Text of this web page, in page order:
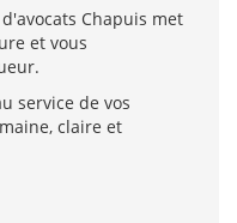
Chapuis met
et vous
service de vos
claire et